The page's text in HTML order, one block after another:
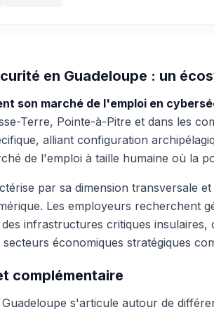
en Guadeloupe : un
son marché de l'emploi en
Terre, Pointe-à-Pitre et dans les
alliant configuration
de l'emploi à taille humaine où la
par sa dimension transversale
Les employeurs
infrastructures critiques
économiques stratégiques
complémentaire
s'articule autour de